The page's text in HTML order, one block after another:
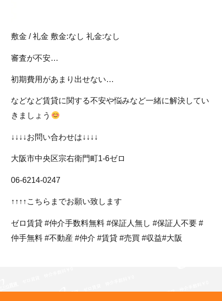
敷金 / 礼金 敷金:なし 礼金:なし
審査が不安…
初期費用があまり出せない…
などなど賃貸に関する不安や悩みなど一緒に解決してい
きましょう
↓↓↓↓お問い合わせは↓↓↓↓
大阪市中央区宗右衛門町1-6ゼロ
06-6214-0247
↑↑↑↑こちらまでお願い致します
ゼロ賃貸 #仲介手数料無料 #保証人無し #保証人不要 #
仲手無料 #不動産 #仲介 #賃貸 #売買 #収益#大阪